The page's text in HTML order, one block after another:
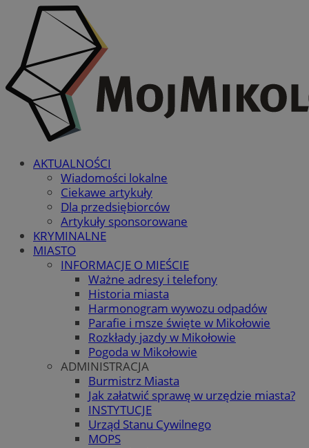
AKTUALNOŚCI
Wiadomości lokalne
Ciekawe artykuły
Dla przedsiębiorców
Artykuły sponsorowane
KRYMINALNE
MIASTO
INFORMACJE O MIEŚCIE
Ważne adresy i telefony
Historia miasta
Harmonogram wywozu odpadów
Parafie i msze święte w Mikołowie
Rozkłady jazdy w Mikołowie
Pogoda w Mikołowie
ADMINISTRACJA
Burmistrz Miasta
Jak załatwić sprawę w urzędzie miasta?
INSTYTUCJE
Urząd Stanu Cywilnego
MOPS